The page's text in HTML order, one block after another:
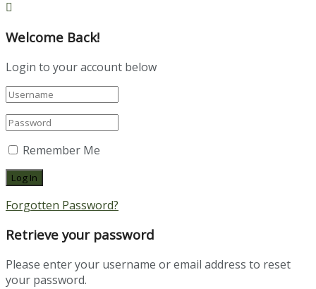
Welcome Back!
Login to your account below
Remember Me
Forgotten Password?
Retrieve your password
Please enter your username or email address to reset
your password.